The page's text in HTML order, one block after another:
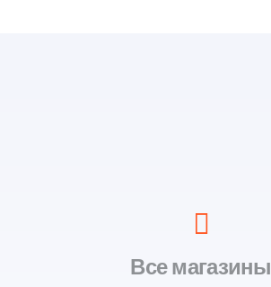
Все магазины